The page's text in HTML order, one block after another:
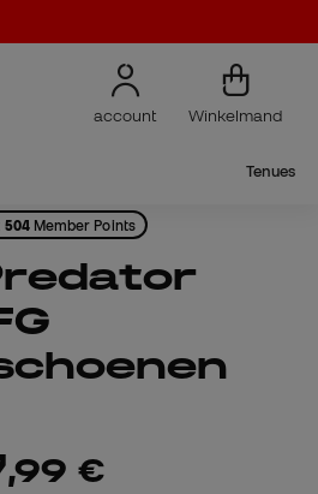
account Winkelmand
Tenues
504Member Points
,99 €